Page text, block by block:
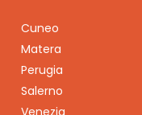
Cuneo
Matera
Perugia
Salerno
Venezia